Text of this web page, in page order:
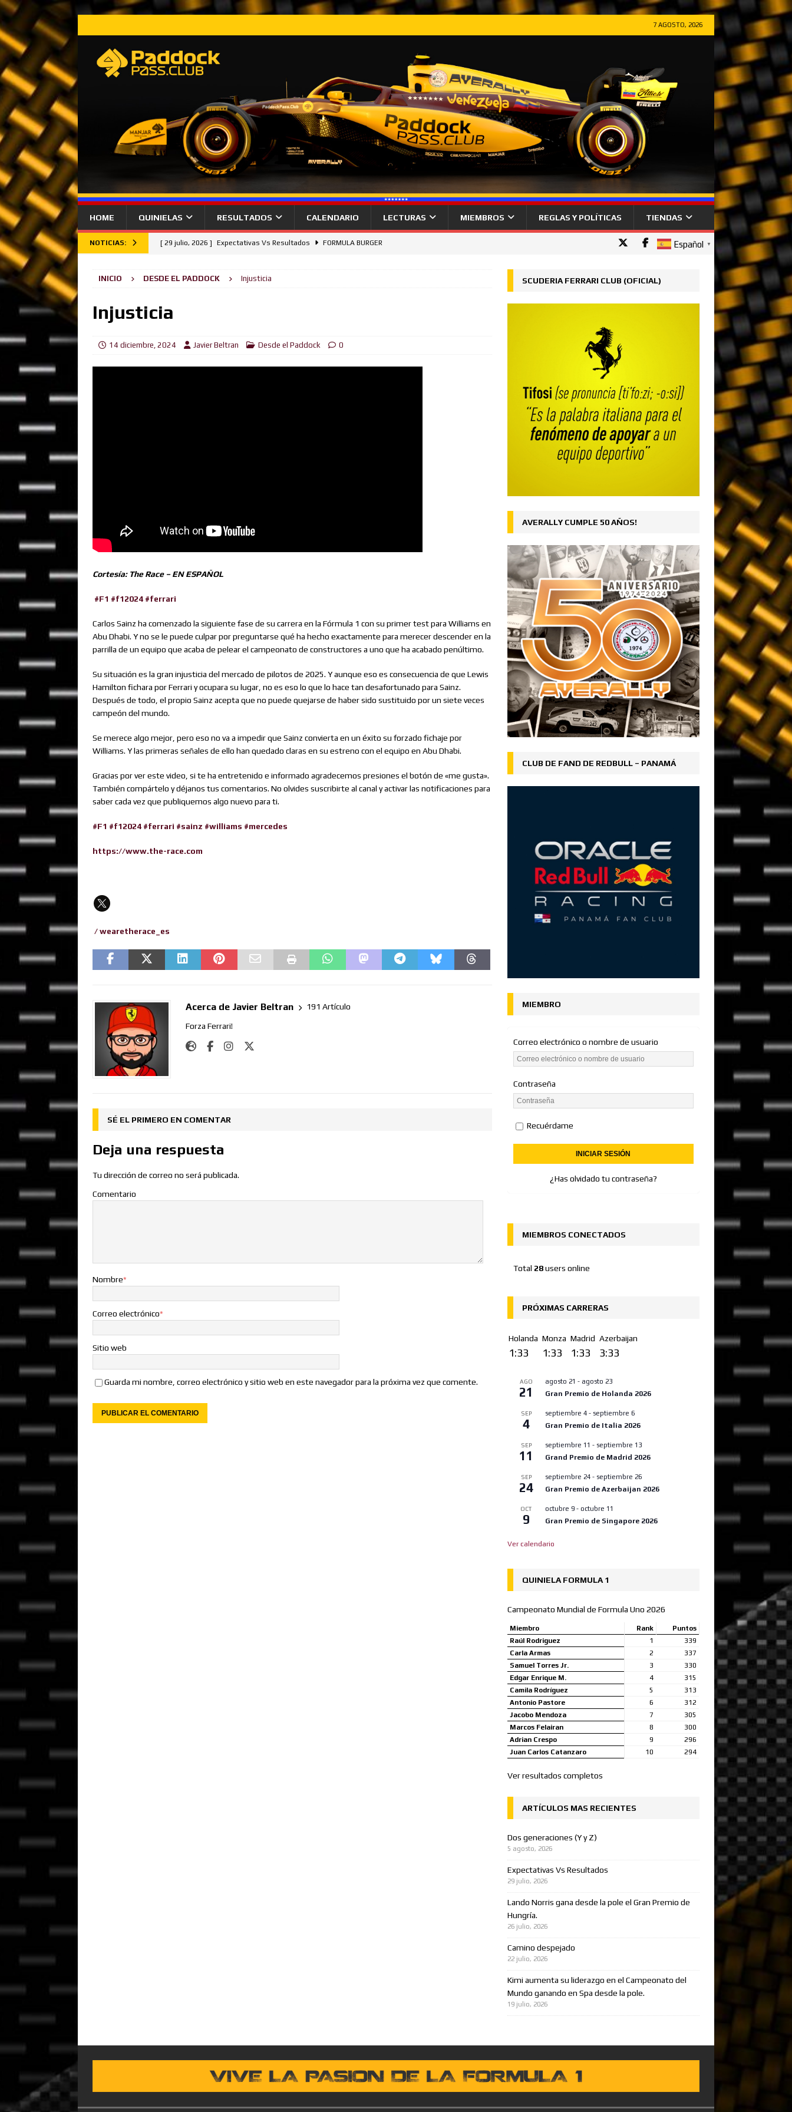
7 AGOSTO, 2026
HOME QUINIELAS RESULTADOS CALENDARIO LECTURAS MIEMBROS REGLAS Y POLÍTICAS TIENDAS
NOTICIAS: [ 29 julio, 2026 ] Expectativas Vs Resultados FORMULA BURGER
[ 22 julio, 2026 ] Camino despejado
[ 15 julio, 2026 ] Autoregulación FORMULA BURGER
Español ▼
INICIO DESDE EL PADDOCK Injusticia
Injusticia
14 diciembre, 2024 Javier Beltran Desde el Paddock 0
Cortesía: The Race – EN ESPAÑOL
#F1 #f12024 #ferrari
Carlos Sainz ha comenzado la siguiente fase de su carrera en la Fórmula 1 con su primer test para Williams en
Abu Dhabi. Y no se le puede culpar por preguntarse qué ha hecho exactamente para merecer descender en la
parrilla de un equipo que acaba de pelear el campeonato de constructores a uno que ha acabado penúltimo.
Su situación es la gran injusticia del mercado de pilotos de 2025. Y aunque eso es consecuencia de que Lewis
Hamilton fichara por Ferrari y ocupara su lugar, no es eso lo que lo hace tan desafortunado para Sainz.
Después de todo, el propio Sainz acepta que no puede quejarse de haber sido sustituido por un siete veces
campeón del mundo.
Se merece algo mejor, pero eso no va a impedir que Sainz convierta en un éxito su forzado fichaje por
Williams. Y las primeras señales de ello han quedado claras en su estreno con el equipo en Abu Dhabi.
Gracias por ver este video, si te ha entretenido e informado agradecemos presiones el botón de «me gusta».
También compártelo y déjanos tus comentarios. No olvides suscribirte al canal y activar las notificaciones para
saber cada vez que publiquemos algo nuevo para ti.
#F1 #f12024 #ferrari #sainz #williams #mercedes
https://www.the-race.com
/ wearetherace_es
Acerca de Javier Beltran 191 Artículo
Forza Ferrari!
SÉ EL PRIMERO EN COMENTAR
Deja una respuesta
Tu dirección de correo no será publicada.
Comentario
Nombre*
Correo electrónico*
Sitio web
Guarda mi nombre, correo electrónico y sitio web en este navegador para la próxima vez que comente.
SCUDERIA FERRARI CLUB (OFICIAL)
AVERALLY CUMPLE 50 AÑOS!
CLUB DE FAND DE REDBULL – PANAMÁ
MIEMBRO
Correo electrónico o nombre de usuario
Contraseña
Recuérdame
¿Has olvidado tu contraseña?
MIEMBROS CONECTADOS
Total 28users online
PRÓXIMAS CARRERAS
Holanda
1:33
Monza
1:33
Madrid
1:33
Azerbaijan
3:33
AGO
21
agosto 21 - agosto 23
Gran Premio de Holanda 2026
SEP
4
septiembre 4- septiembre 6
Gran Premio de Italia 2026
SEP
11
septiembre 11 - septiembre 13
Grand Premio de Madrid 2026
SEP
24
septiembre 24- septiembre 26
Gran Premio de Azerbaijan 2026
OCT
9
octubre 9- octubre 11
Gran Premio de Singapore 2026
Ver calendario
QUINIELA FORMULA 1
Campeonato Mundial de Formula Uno 2026
Miembro Rank
Puntos
Raúl Rodriguez
1
339
Carla Armas
2
337
Samuel Torres Jr.
3
330
Edgar Enrique M.
4
315
Camila Rodríguez
5
313
Antonio Pastore
6
312
Jacobo Mendoza
7
305
Marcos Felairan
8
300
Adrian Crespo
9
296
Juan Carlos Catanzaro
10 294
Ver resultados completos
ARTÍCULOS MAS RECIENTES
Dos generaciones (Y y Z)
5 agosto, 2026
Expectativas Vs Resultados
29 julio, 2026
Lando Norris gana desde la pole el Gran Premio de
Hungría.
26 julio, 2026
Camino despejado
22 julio, 2026
Kimi aumenta su liderazgo en el Campeonato del
Mundo ganando en Spa desde la pole.
19 julio, 2026